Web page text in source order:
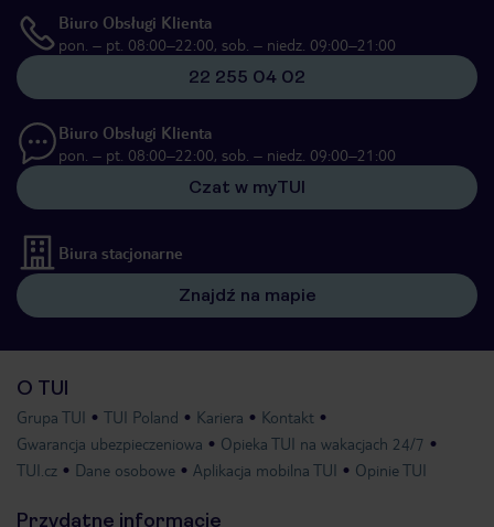
Biuro Obsługi Klienta
pon. – pt. 08:00–22:00, sob. – niedz. 09:00–21:00
22 255 04 02
Biuro Obsługi Klienta
pon. – pt. 08:00–22:00, sob. – niedz. 09:00–21:00
Czat w myTUI
Biura stacjonarne
Znajdź na mapie
O TUI
Grupa TUI TUI Poland Kariera
Kontakt
Gwarancja ubezpieczeniowa
Opieka TUI na wakacjach 24/7
TUI.cz
Dane osobowe Aplikacja mobilna TUI Opinie TUI
Przydatne informacje